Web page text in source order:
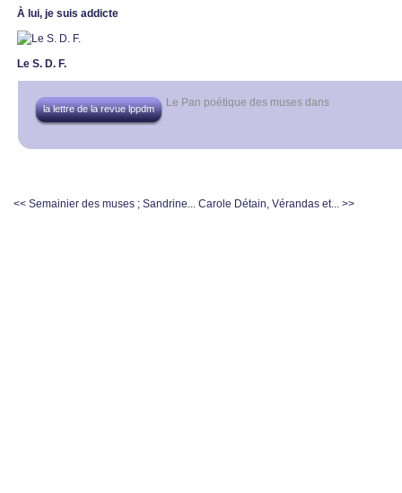
À lui, je suis addicte
Le S. D. F.
Le Pan poétique des muses dans
la lettre de la revue lppdm
<< Semainier des muses ; Sandrine... Carole Détain, Vérandas et... >>